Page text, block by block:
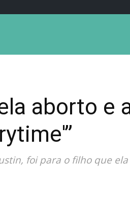
aborto e
foi para o filho que